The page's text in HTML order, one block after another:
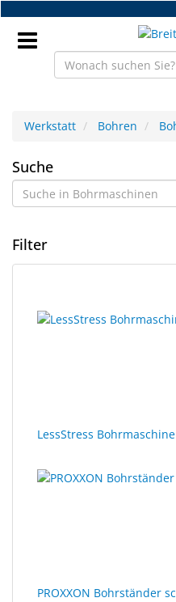
Zum
Hauptinhalt
springen
NEU
Brillenteile
Handelsware
JustMILO
Optische
Werkstatt Bohren
Suche
Filter
Ergebnisse
gerendert.
LessStress Bohrmaschine
PROXXON Bohrständer